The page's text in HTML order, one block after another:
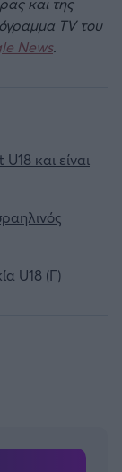
TV του
News.
και είναι
U18 (Γ)